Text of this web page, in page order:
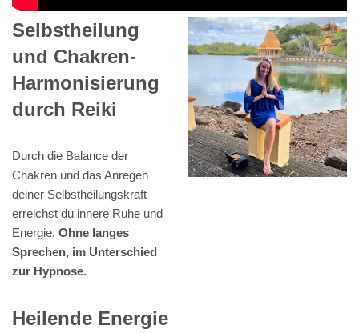
Selbstheilung
und Chakren-
Harmonisierung
durch Reiki
Durch die Balance der
Chakren und das Anregen
deiner Selbstheilungskraft
erreichst du innere Ruhe und
Energie. Ohne langes
Sprechen, im Unterschied
zur Hypnose.
Heilende Energie